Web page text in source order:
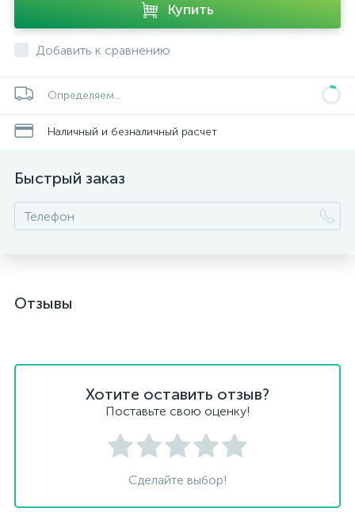
Купить
Добавить к сравнению
Определяем...
Наличный и безналичный расчет
Быстрый заказ
Отзывы
Хотите оставить отзыв?
Поставьте свою оценку!
Сделайте выбор!